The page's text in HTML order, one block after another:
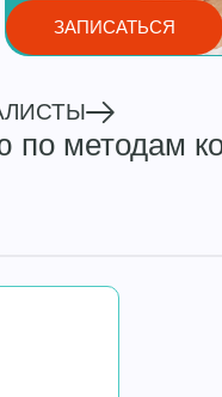
ЗАПИСАТЬСЯ
по методам